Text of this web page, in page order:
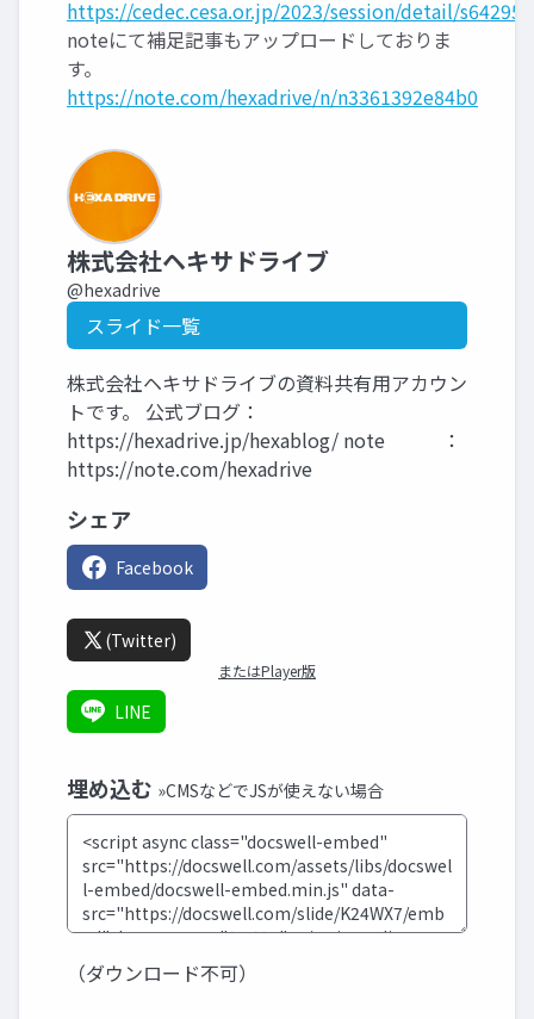
https://cedec.cesa.or.jp/2023/session/detail/
noteにて補足記事もアップロードしておりま
す。
https://note.com/hexadrive/n/n3361392e84b0
株式会社ヘキサドライブ
@hexadrive
スライド一覧
株式会社ヘキサドライブの資料共有用アカウン
トです。 公式ブログ：
https://hexadrive.jp/hexablog/ note ：
https://note.com/hexadrive
シェア
Facebook
(Twitter)
またはPlayer版
LINE
埋め込む »CMSなどでJSが使えない場合
（ダウンロード不可）